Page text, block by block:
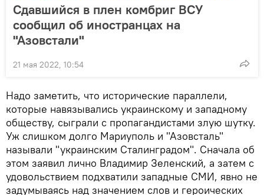
Сдавшийся в плен комбриг ВСУ
сообщил об иностранцах на
"Азовстали"
21 мая 2022, 10:54
Надо заметить, что исторические параллели,
которые навязывались украинскому и западному
обществу, сыграли с пропагандистами злую шутку.
Уж слишком долго Мариуполь и "Азовсталь"
называли "украинским Сталинградом". Сначала об
этом заявил лично Владимир Зеленский, а затем с
удовольствием подхватили западные СМИ, явно не
задумываясь над значением слов и героических